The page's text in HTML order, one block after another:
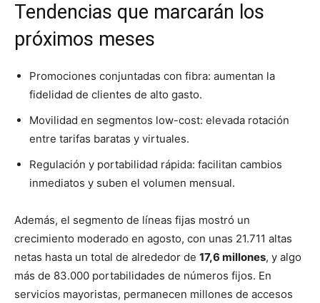
Tendencias que marcarán los
próximos meses
Promociones conjuntadas con fibra: aumentan la
fidelidad de clientes de alto gasto.
Movilidad en segmentos low-cost: elevada rotación
entre tarifas baratas y virtuales.
Regulación y portabilidad rápida: facilitan cambios
inmediatos y suben el volumen mensual.
Además, el segmento de líneas fijas mostró un
crecimiento moderado en agosto, con unas 21.711 altas
netas hasta un total de alrededor de 17,6 millones, y algo
más de 83.000 portabilidades de números fijos. En
servicios mayoristas, permanecen millones de accesos